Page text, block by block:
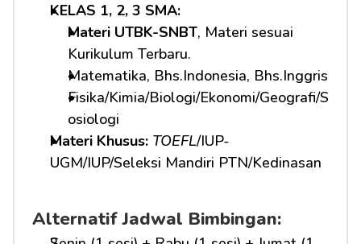
KELAS 1, 2, 3 SMA:
Materi UTBK-SNBT, Materi sesuai
Kurikulum Terbaru.
Matematika, Bhs.Indonesia, Bhs.Inggris
Fisika/Kimia/Biologi/Ekonomi/Geografi/S
osiologi
Materi Khusus: TOEFL/IUP-
UGM/IUP/Seleksi Mandiri PTN/Kedinasan
Alternatif Jadwal Bimbingan: